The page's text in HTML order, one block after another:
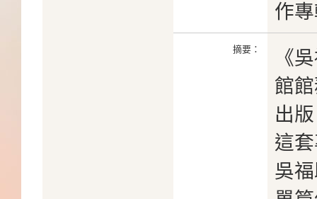
作
摘要：
《
館
出
這
吳